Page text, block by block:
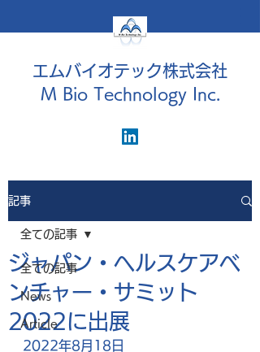
エムバイオテック株式会社
M Bio Technology Inc.
記事
全ての記事
News
Article
全ての記事
ジャパン・ヘルスケアベ
ンチャー・サミット
2022に出展
2022年8月18日